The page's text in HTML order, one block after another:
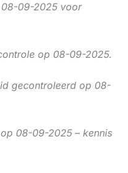
09-2025 voor
op 08-09-2025.
gecontroleerd op 08-
08-09-2025 – kennis